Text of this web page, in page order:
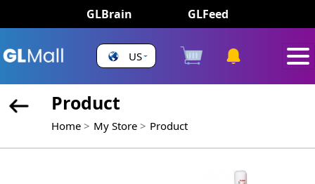
GLBrain GLFeed
US
Product
Home My Store Product